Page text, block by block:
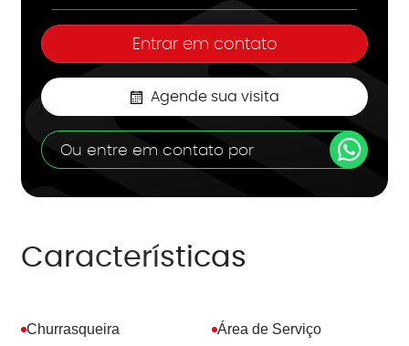
Agende sua visita
Ou entre em contato por
Características
Churrasqueira Área de Serviço